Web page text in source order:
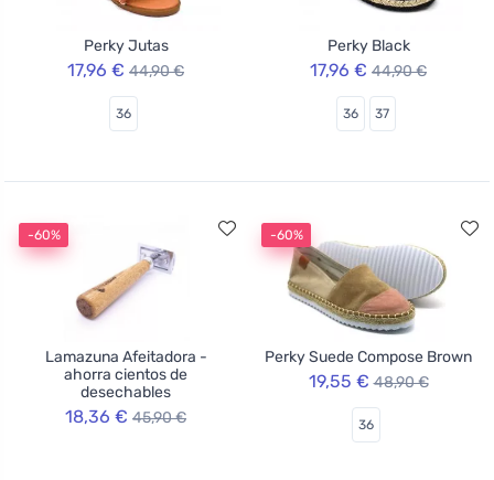
Perky Jutas
17,96 € 44,90 €
36
Perky Black
17,96 € 44,90 €
36 37
-60%
Lamazuna Afeitadora -
ahorra cientos de
desechables
18,36 € 45,90 €
-60%
Perky Suede Compose Brown
19,55 € 48,90 €
36